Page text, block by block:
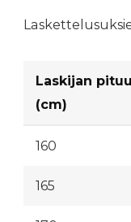
Laskijan
(cm)
160
165